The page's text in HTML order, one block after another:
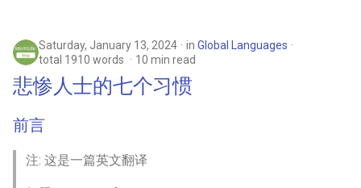
Saturday, January 13, 2024 in Global Languages
total 1910 words
10 min read
悲惨人士的七个习惯
前言
注: 这是一篇英文翻译